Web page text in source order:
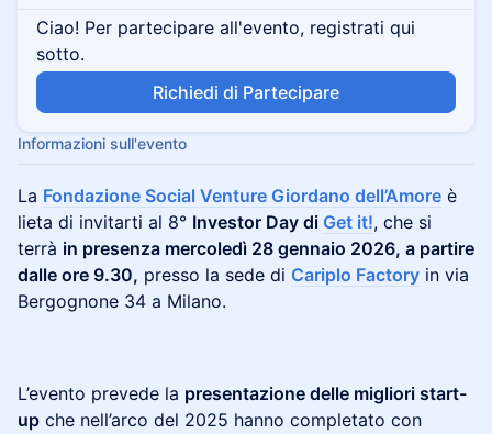
Ciao! Per partecipare all'evento, registrati qui
sotto.
Richiedi di Partecipare
Informazioni sull'evento
​La Fondazione Social Venture Giordano dell’Amore è
lieta di invitarti al 8° Investor Day di Get it!, che si
terrà in presenza mercoledì 28 gennaio 2026, a partire
dalle ore 9.30, presso la sede di Cariplo Factory in via
Bergognone 34 a Milano.
​​L’evento prevede la presentazione delle migliori start-
up che nell’arco del 2025 hanno completato con